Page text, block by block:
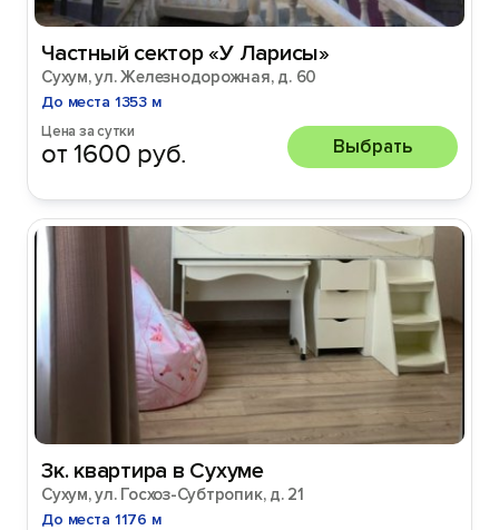
Частный сектор «У Ларисы»
Сухум, ул. Железнодорожная, д. 60
До места 1353 м
Цена за сутки
от 1600 руб. Выбрать
3к. квартира в Сухуме
Сухум, ул. Госхоз-Субтропик, д. 21
До места 1176 м